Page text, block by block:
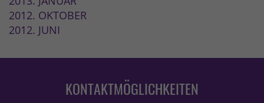
2012. OKTOBER
2012. JUNI
KONTAKTMÖGLICHKEITEN